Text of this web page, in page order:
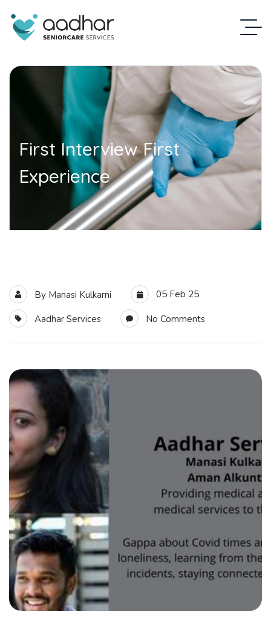
First Interview First
Experience
By Manasi Kulkarni 05 Feb 25
Aadhar Services No Comments